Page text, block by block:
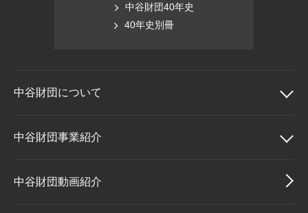
中谷財団40年史
40年史別冊
中谷財団について
中谷財団について
理事長挨拶
中谷財団事業紹介
中谷財団事業紹介
中谷財団動画紹介